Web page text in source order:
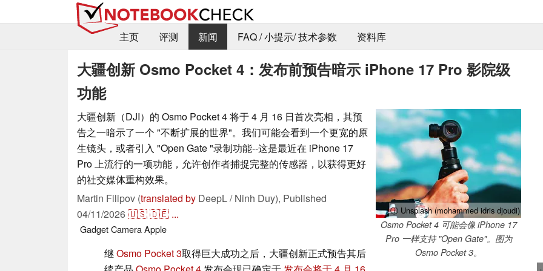
主页 评测 新闻 FAQ / 小提示/ 技术参数 资料库
大疆创新 Osmo Pocket 4：发布前预告暗示 iPhone 17 Pro 影院级
功能
ⓘ Unsplash (mohammed idris djoudi)
Osmo Pocket 4 可能会像 iPhone 17
Pro 一样支持 "Open Gate"。图为
Osmo Pocket 3。
大疆创新（DJI）的 Osmo Pocket 4 将于 4 月 16 日首次亮相，其预
告之一暗示了一个 "不断扩展的世界"。我们可能会看到一个更宽的原
生镜头，或者引入 "Open Gate "录制功能--这是最近在 iPhone 17
Pro 上流行的一项功能，允许创作者捕捉完整的传感器，以获得更好
的社交媒体重构效果。
Martin Filipov (translated by DeepL / Ninh Duy), Published
04/11/2026🇺🇸🇩🇪 ...
GadgetCameraApple
继Osmo Pocket 3取得巨大成功之后，大疆创新正式预告其后